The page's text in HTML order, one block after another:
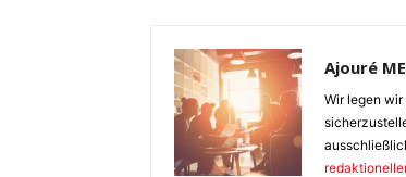
Ajouré
Wir legen